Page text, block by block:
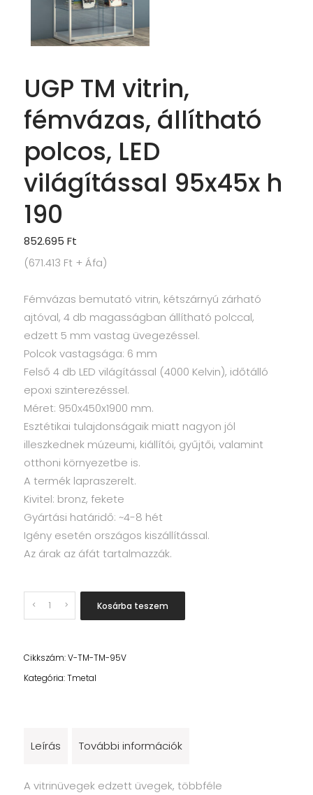
UGP TM vitrin,
fémvázas, állítható
polcos, LED
világítással 95x45x h
190
852.695 Ft
(671.413 Ft + Áfa)
Fémvázas bemutató vitrin, kétszárnyú zárható
ajtóval, 4 db magasságban állítható polccal,
edzett 5 mm vastag üvegezéssel.
Polcok vastagsága: 6 mm
Felső 4 db LED világítással (4000 Kelvin), időtálló
epoxi szinterezéssel.
Méret: 950x450x1900 mm.
Esztétikai tulajdonságaik miatt nagyon jól
illeszkednek múzeumi, kiállítói, gyűjtői, valamint
otthoni környezetbe is.
A termék lapraszerelt.
Kivitel: bronz, fekete
Gyártási határidő: ~4-8 hét
Igény esetén országos kiszállítással.
Az árak az áfát tartalmazzák.
Quantity Kosárba teszem
Cikkszám:V-TM-TM-95V
Kategória:Tmetal
Leírás További információk
A vitrinüvegek edzett üvegek, többféle